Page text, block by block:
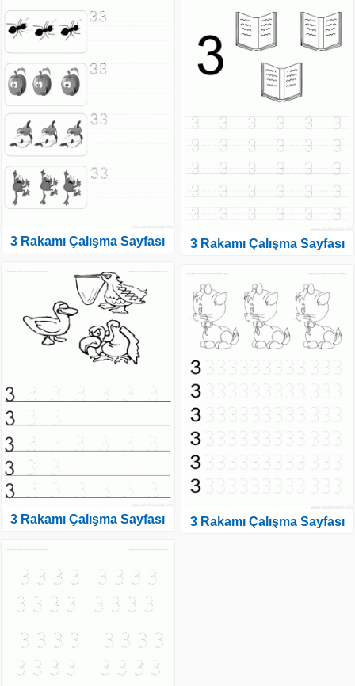
3 Rakamı Çalışma Sayfası
3 Rakamı Çalışma Sayfası
3 Rakamı Çalışma Sayfası
3 Rakamı Çalışma Sayfası